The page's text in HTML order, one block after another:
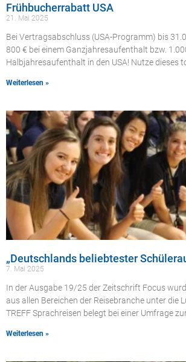
Frühbucherrabatt USA
21. Mai 2025
Bei Vertragsabschluss (USA-Programm) bis
800 € bei einem Ganzjahresaufenthalt bzw.
Halbjahresaufenthalt in den USA! Nutze dieses
Weiterlesen »
„Deutschlands beliebtester
7. Mai 2025
In der Ausgabe 19/25 der Zeitschrift Focus
aus allen Bereichen der Reisebranche unter die
TREFF Sprachreisen belegt bei einer Umfrage
Weiterlesen »